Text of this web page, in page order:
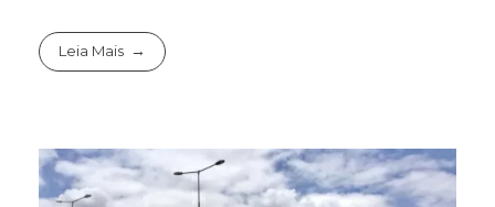
Leia Mais